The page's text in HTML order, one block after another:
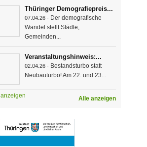
Thüringer Demografiepreis...
07.04.26 - Der demografische
Wandel stellt Städte,
Gemeinden...
Veranstaltungshinweis:...
02.04.26 - Bestandsturbo statt
Neubauturbo! Am 22. und 23...
Alle anzeigen